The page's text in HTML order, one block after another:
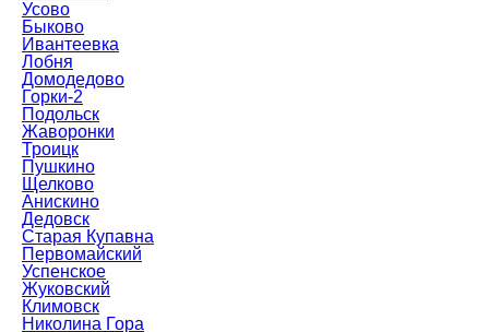
Усово
Быково
Ивантеевка
Лобня
Домодедово
Горки-2
Подольск
Жаворонки
Троицк
Пушкино
Щелково
Анискино
Дедовск
Старая Купавна
Первомайский
Успенское
Жуковский
Климовск
Николина Гора